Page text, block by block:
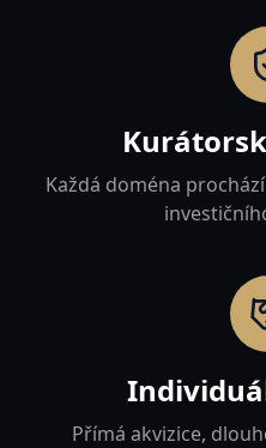
Každá doména
Přímá akvizice,